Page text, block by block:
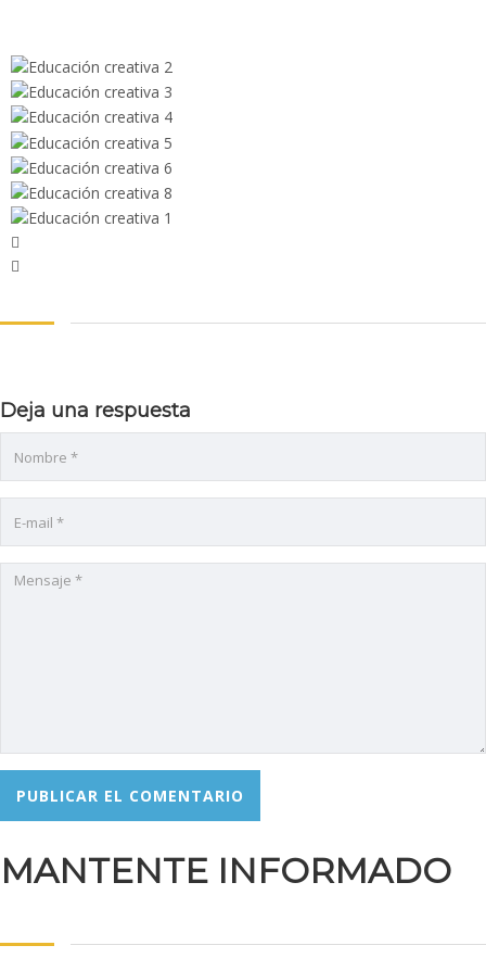
Deja una respuesta
MANTENTE INFORMADO